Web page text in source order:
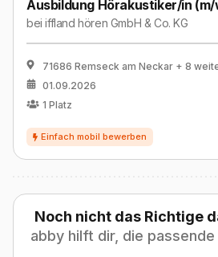
Ausbildung Hörakustiker/in
beiiffland hören GmbH & Co. KG
71686 Remseck am Neckar + 8
01.09.2026
1 Platz
Noch nicht das Richtige
abby hilft dir, die